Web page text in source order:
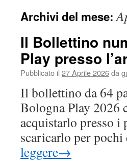
Archivi del mese:
Il Bollettino
Play presso
Pubblicato il 27 Aprile 2026da
Il bollettino da 64
Bologna Play 2026
acquistarlo presso
scaricarlo per
leggere→